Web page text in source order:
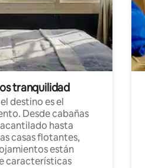
tranquilidad
destino es el
Desde cabañas
hasta
casas flotantes,
están
características